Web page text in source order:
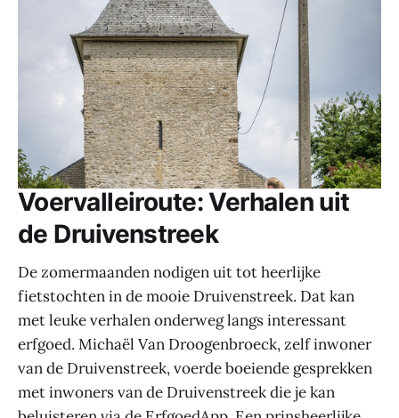
Voervalleiroute: Verhalen uit
de Druivenstreek
De zomermaanden nodigen uit tot heerlijke
fietstochten in de mooie Druivenstreek. Dat kan
met leuke verhalen onderweg langs interessant
erfgoed. Michaël Van Droogenbroeck, zelf inwoner
van de Druivenstreek, voerde boeiende gesprekken
met inwoners van de Druivenstreek die je kan